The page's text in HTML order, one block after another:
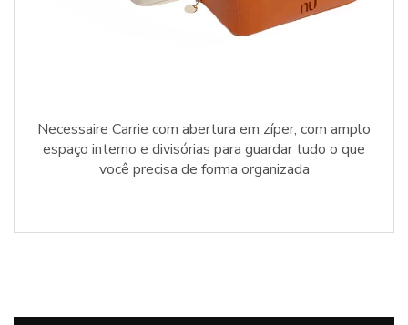
Necessaire Carrie com abertura em zíper, com amplo
espaço interno e divisórias para guardar tudo o que
você precisa de forma organizada